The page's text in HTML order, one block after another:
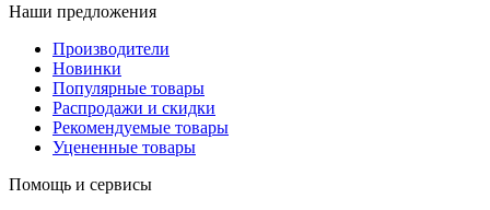
Наши предложения
Производители
Новинки
Популярные товары
Распродажи и скидки
Рекомендуемые товары
Уцененные товары
Помощь и сервисы